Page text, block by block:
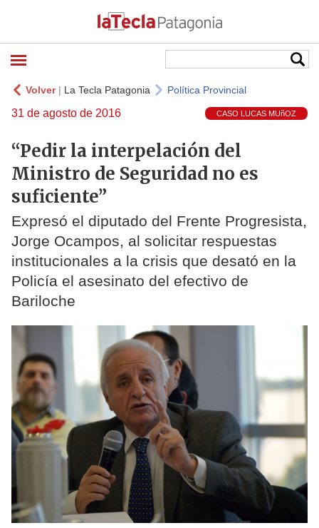
Volver| La Tecla Patagonia Política Provincial
31 de agosto de 2016 CASO LUCAS MUñOZ
“Pedir la interpelación del
Ministro de Seguridad no es
suficiente”
Expresó el diputado del Frente Progresista,
Jorge Ocampos, al solicitar respuestas
institucionales a la crisis que desató en la
Policía el asesinato del efectivo de
Bariloche